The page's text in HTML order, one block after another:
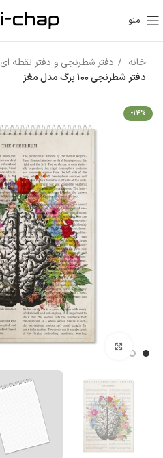
منو
خانه
دفتر شطرنجی و دفتر نقطه ای
دفتر شطرنجی 100 برگ مدل مغز
-14%
بزرگنمایی تصویر